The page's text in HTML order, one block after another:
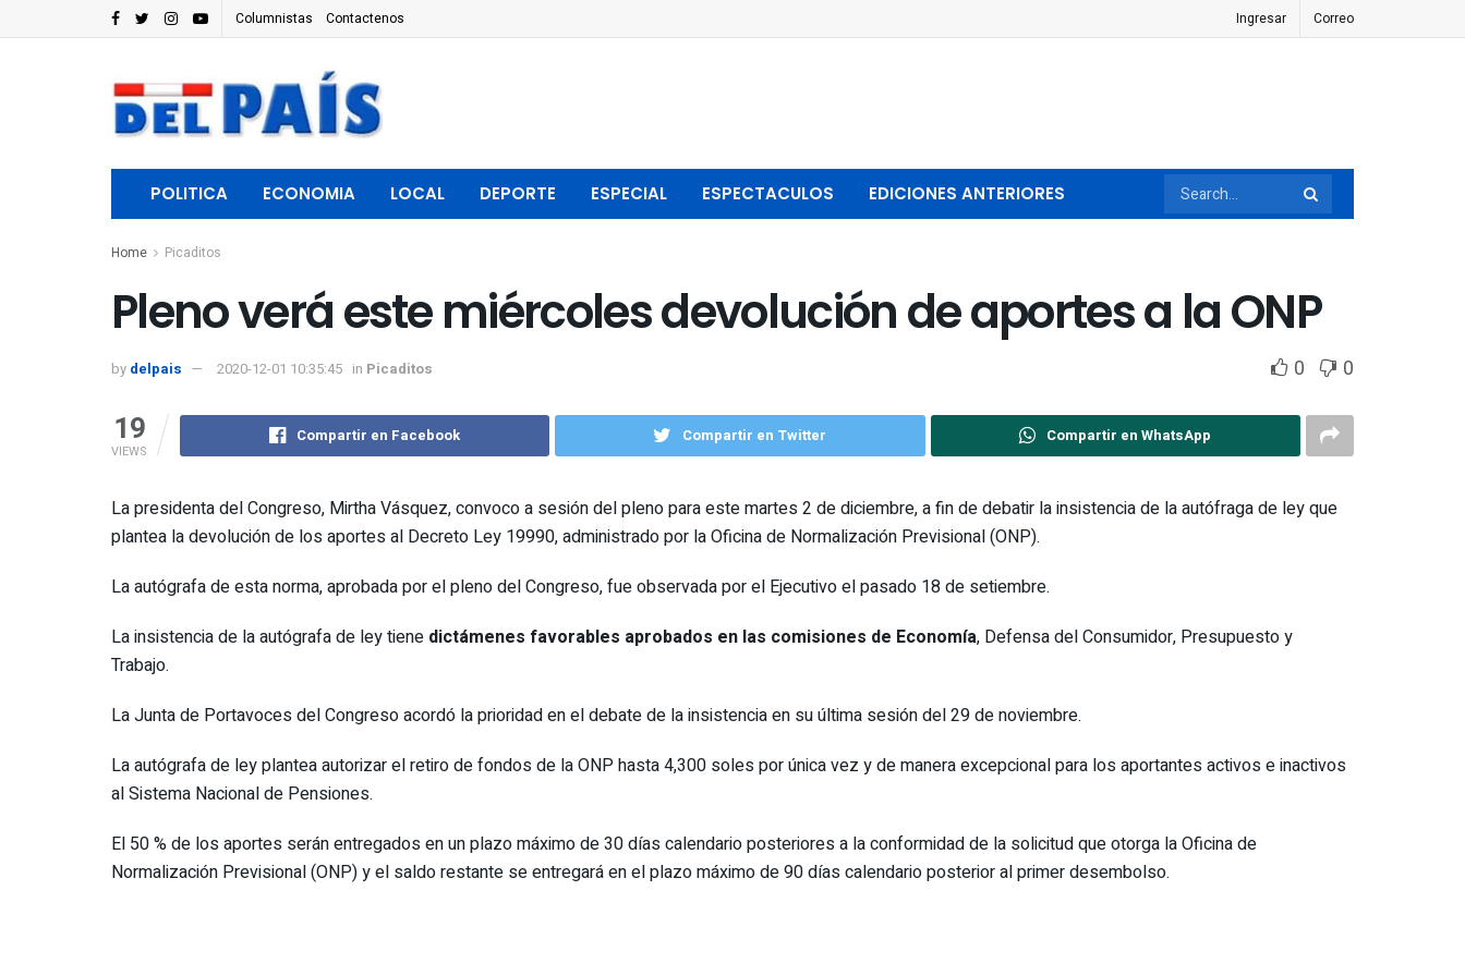
Columnistas Contactenos Ingresar Correo
POLITICA ECONOMIA LOCAL DEPORTE ESPECIAL ESPECTACULOS EDICIONES ANTERIORES
Home Picaditos
Pleno verá este miércoles devolución de aportes a la ONP
by delpais 2020-12-01 10:35:45 in Picaditos 0 0
19
VIEWS
Compartir en Facebook Compartir en Twitter Compartir en WhatsApp
La presidenta del Congreso, Mirtha Vásquez, convoco a sesión del pleno para este martes 2 de diciembre, a fin de debatir la insistencia de la autófraga de ley que
plantea la devolución de los aportes al Decreto Ley 19990, administrado por la Oficina de Normalización Previsional (ONP).
La autógrafa de esta norma, aprobada por el pleno del Congreso, fue observada por el Ejecutivo el pasado 18 de setiembre.
La insistencia de la autógrafa de ley tiene dictámenes favorables aprobados en las comisiones de Economía, Defensa del Consumidor, Presupuesto y
Trabajo.
La Junta de Portavoces del Congreso acordó la prioridad en el debate de la insistencia en su última sesión del 29 de noviembre.
La autógrafa de ley plantea autorizar el retiro de fondos de la ONP hasta 4,300 soles por única vez y de manera excepcional para los aportantes activos e inactivos
al Sistema Nacional de Pensiones.
El 50 % de los aportes serán entregados en un plazo máximo de 30 días calendario posteriores a la conformidad de la solicitud que otorga la Oficina de
Normalización Previsional (ONP) y el saldo restante se entregará en el plazo máximo de 90 días calendario posterior al primer desembolso.